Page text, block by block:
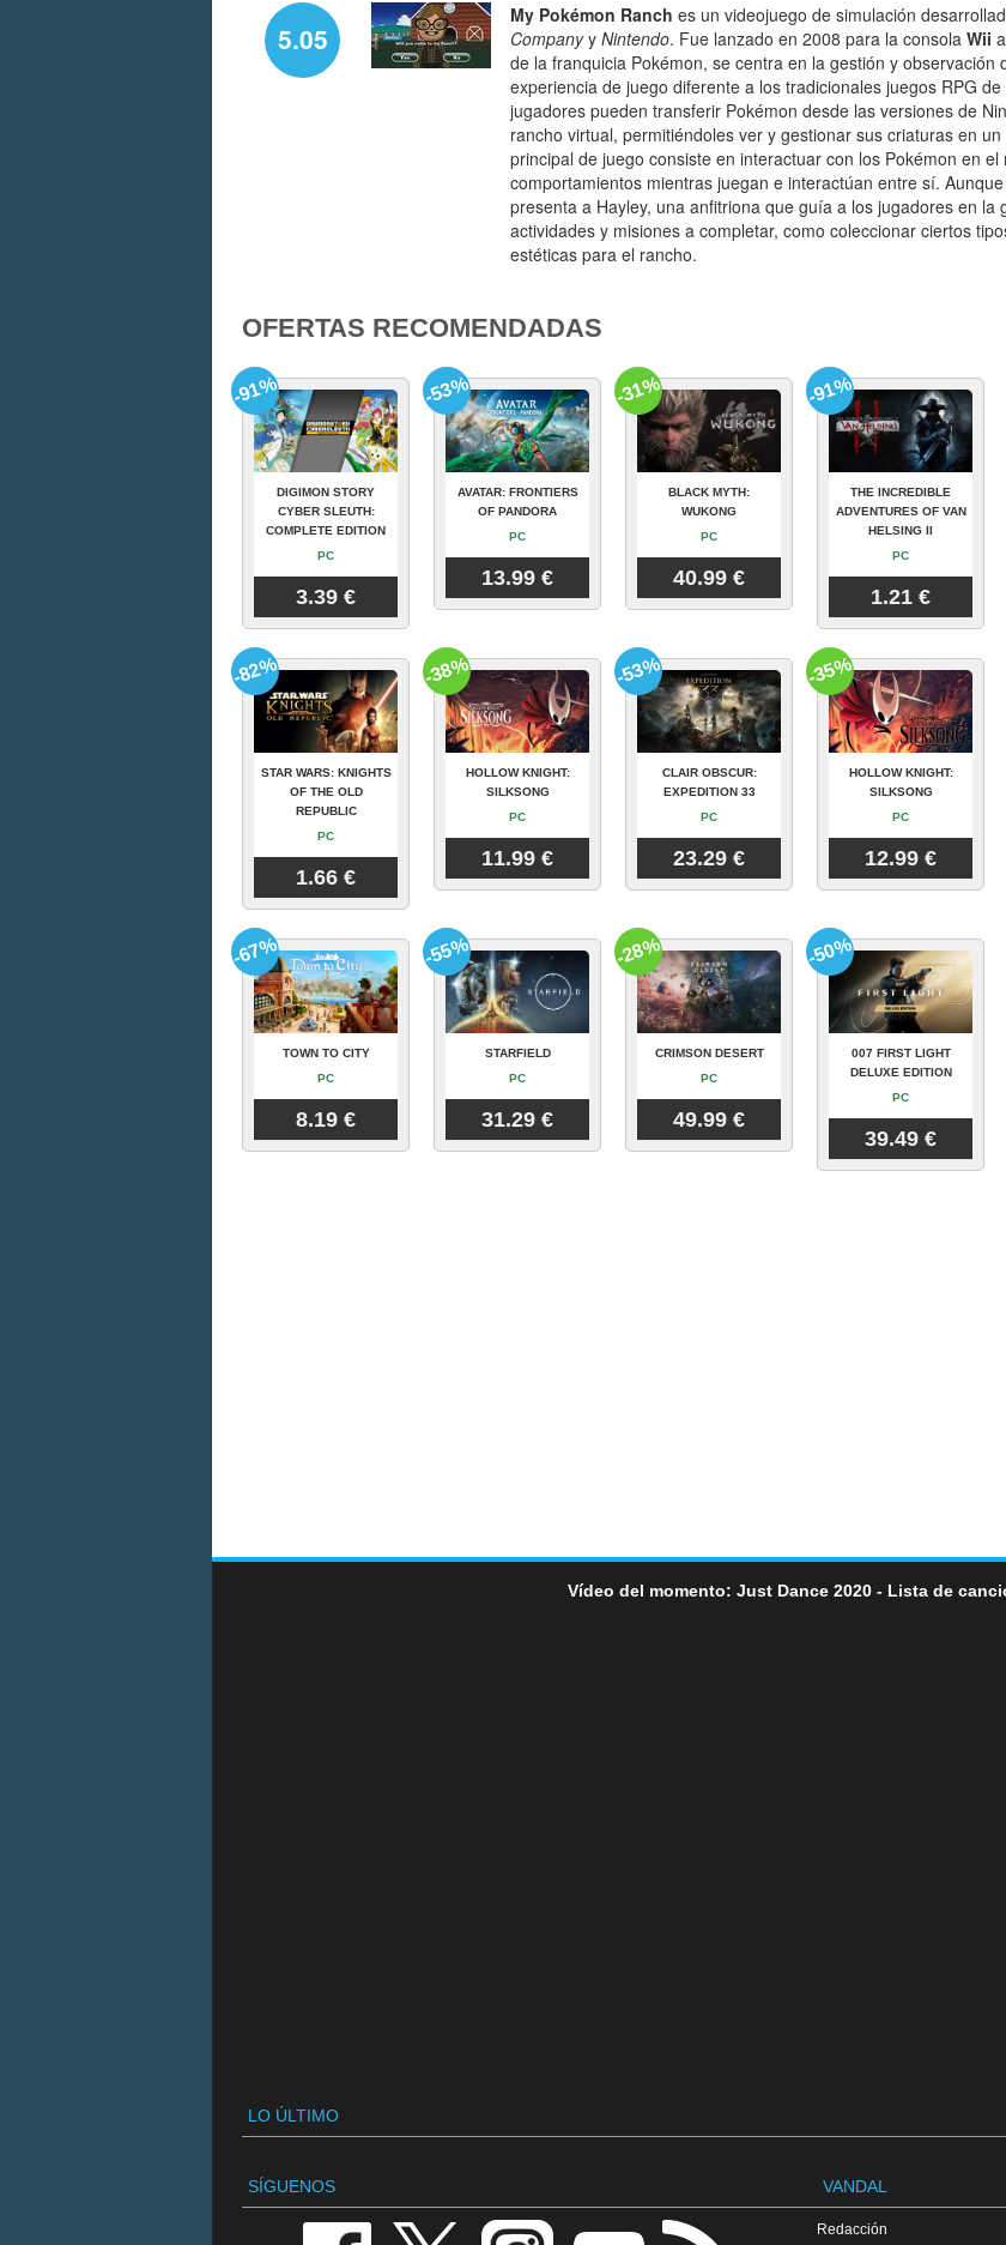
5.05
My Pokémon Ranch es un videojuego de simulación
Companyy Nintendo. Fue lanzado en 2008 para la consola Wii
de la franquicia Pokémon, se centra en la gestión y
experiencia de juego diferente a los tradicionales juegos RPG de
jugadores pueden transferir Pokémon desde las versiones de
rancho virtual, permitiéndoles ver y gestionar sus criaturas en
principal de juego consiste en interactuar con los Pokémon en
comportamientos mientras juegan e interactúan entre sí.
presenta a Hayley, una anfitriona que guía a los jugadores en
actividades y misiones a completar, como coleccionar ciertos
estéticas para el rancho.
OFERTAS RECOMENDADAS
DIGIMON STORY
CYBER SLEUTH:
COMPLETE EDITION
PC
3.39 €
-91%
AVATAR: FRONTIERS
OF PANDORA
PC
13.99 €
-53%
BLACK MYTH:
WUKONG
PC
40.99 €
-31%
THE INCREDIBLE
ADVENTURES OF VAN
HELSING II
PC
1.21 €
-91%
STAR WARS: KNIGHTS
OF THE OLD
REPUBLIC
PC
1.66 €
-82%
HOLLOW KNIGHT:
SILKSONG
PC
11.99 €
-38%
CLAIR OBSCUR:
EXPEDITION 33
PC
23.29 €
-53%
HOLLOW KNIGHT:
SILKSONG
PC
12.99 €
-35%
TOWN TO CITY
PC
8.19 €
-67%
STARFIELD
PC
31.29 €
-55%
CRIMSON DESERT
PC
49.99 €
-28%
007 FIRST LIGHT
DELUXE EDITION
PC
39.49 €
-50%
Vídeo del momento: Just Dance 2020 - Lista de
LO ÚLTIMO
SÍGUENOS VANDAL
Redacción